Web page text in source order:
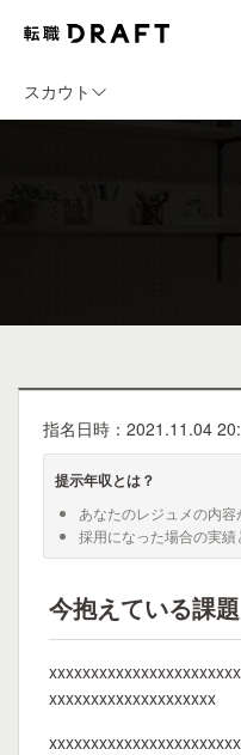
スカウト
指名日時：2021.11.04
提示年収とは？
あなたのレジュメの内
採用になった場合の実
今抱えている課題
xxxxxxxxxxxxxxxxxxxx